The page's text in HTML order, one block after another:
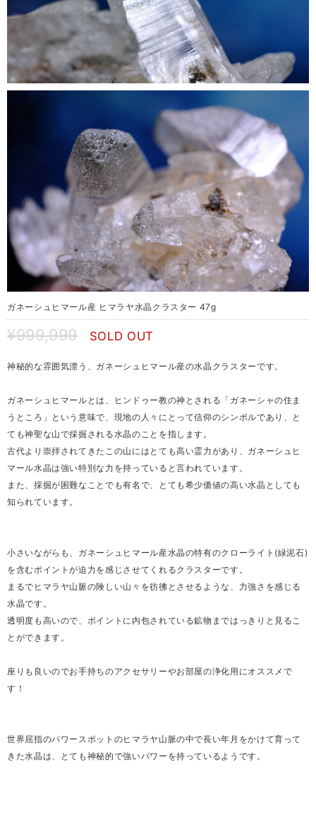
ガネーシュヒマール産 ヒマラヤ水晶クラスター 47g
¥999,999 SOLD OUT
神秘的な雰囲気漂う、ガネーシュヒマール産の水晶クラスターです。
ガネーシュヒマールとは、ヒンドゥー教の神とされる「ガネーシャの住ま
うところ」という意味で、現地の人々にとって信仰のシンボルであり、と
ても神聖な山で採掘される水晶のことを指します。
古代より崇拝されてきたこの山にはとても高い霊力があり、ガネーシュヒ
マール水晶は強い特別な力を持っていると言われています。
また、採掘が困難なことでも有名で、とても希少価値の高い水晶としても
知られています。
小さいながらも、ガネーシュヒマール産水晶の特有のクローライト(緑泥石)
を含むポイントが迫力を感じさせてくれるクラスターです。
まるでヒマラヤ山脈の険しい山々を彷彿とさせるような、力強さを感じる
水晶です。
透明度も高いので、ポイントに内包されている鉱物まではっきりと見るこ
とができます。
座りも良いのでお手持ちのアクセサリーやお部屋の浄化用にオススメで
す！
世界屈指のパワースポットのヒマラヤ山脈の中で長い年月をかけて育って
きた水晶は、とても神秘的で強いパワーを持っているようです。